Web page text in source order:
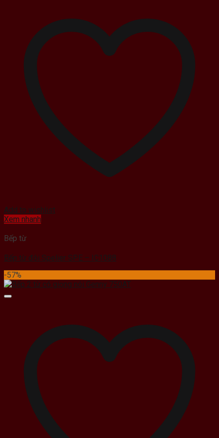
Add to wishlist
Xem nhanh
Bếp từ
Bếp từ đôi Spelier SPE – IC1088
-57%